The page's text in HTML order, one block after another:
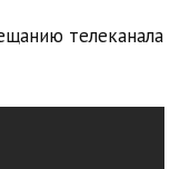
телеканала